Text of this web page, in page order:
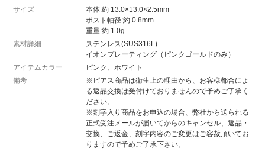
サイズ
本体:約 13.0×13.0×2.5mm
ポスト軸径:約 0.8mm
重量:約 1.0g
素材詳細
ステンレス(SUS316L)
イオンプレーティング（ピンクゴールドのみ）
アイテムカラー
ピンク、ホワイト
備考
※ピアス商品は衛生上の理由から、お客様都合によ
る返品交換は受付けておりませんので予めご了承く
ださい。
※刻字入り商品をお申込の場合、弊社から送られる
正式受注メールが届いてからのキャンセル、返品・
交換、ご返金、刻字内容のご変更はご容赦頂いてお
りますので予めご了承下さい。